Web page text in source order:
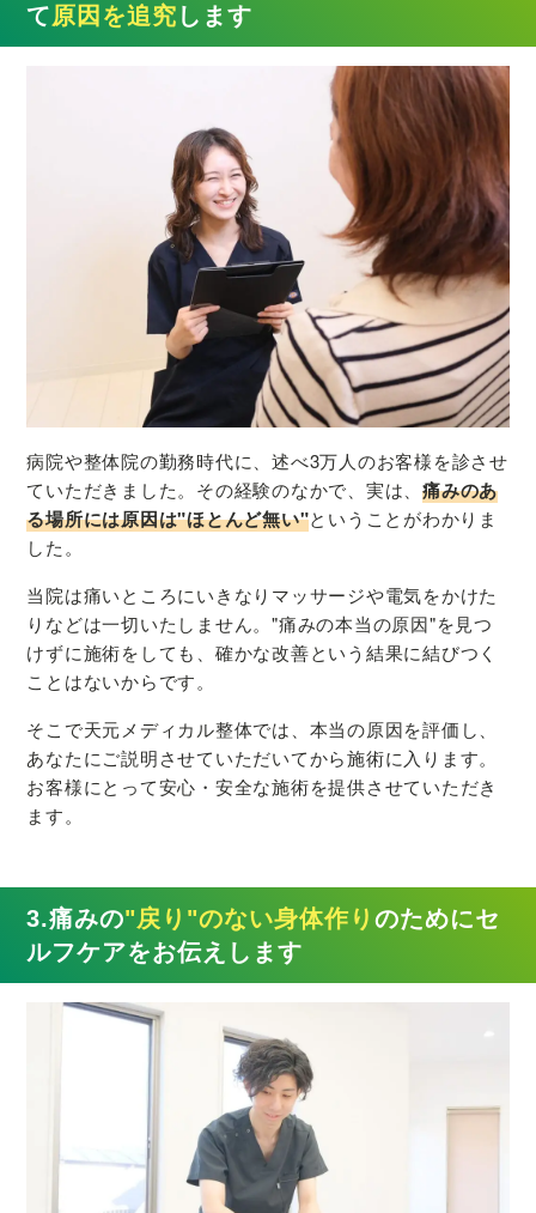
て原因を追究 します
病院や整体院の勤務時代に、述べ3万人のお客様を診させ
ていただきました。その経験のなかで、実は、痛みのあ
る場所には原因は"ほとんど無い"ということがわかりま
した。
当院は痛いところにいきなりマッサージや電気をかけた
りなどは一切いたしません。"痛みの本当の原因"を見つ
けずに施術をしても、確かな改善という結果に結びつく
ことはないからです。
そこで天元メディカル整体では、本当の原因を評価し、
あなたにご説明させていただいてから施術に入ります。
お客様にとって安心・安全な施術を提供させていただき
ます。
3.痛みの"戻り"のない身体作りのためにセ
ルフケアをお伝えします